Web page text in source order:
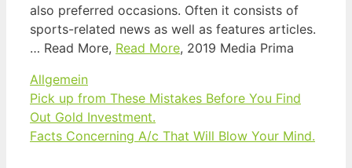
also preferred occasions. Often it consists of
sports-related news as well as features articles.
… Read More, Read More, 2019 Media Prima
Kategorien
Allgemein
Pick up from These Mistakes Before You Find
Out Gold Investment.
Facts Concerning A/c That Will Blow Your Mind.